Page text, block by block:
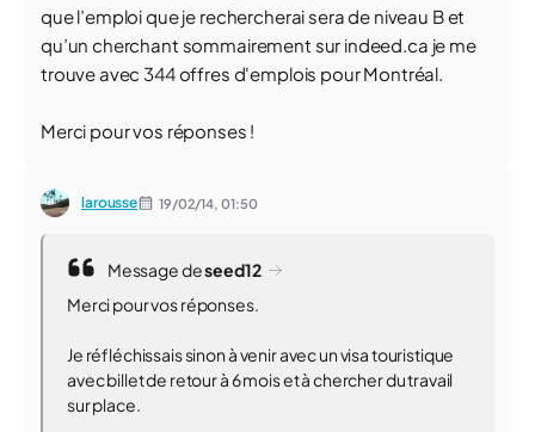
que l’emploi que je rechercherai sera de niveau B et
qu’un cherchant sommairement sur indeed.ca je me
trouve avec 344 offres d'emplois pour Montréal.
Merci pour vos réponses !
larousse 19/02/14, 01:50
Message deseed12
Merci pour vos réponses.
Je réfléchissais sinon à venir avec un visa touristique
avec billet de retour à 6 mois et à chercher du travail
sur place.